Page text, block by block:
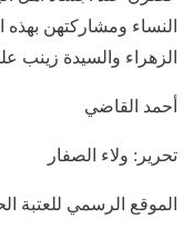
النساء ومشاركتهن بهذه
الزهراء والسيدة زينب
أحمد القاضي
تحرير: ولاء الصفار
الموقع الرسمي للعتبة